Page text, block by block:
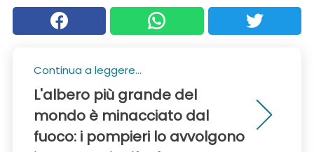
Continua a leggere...
L'albero più grande del
mondo è minacciato dal
fuoco: i pompieri lo avvolgono